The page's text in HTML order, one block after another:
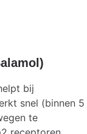
bij
snel (binnen 5
te